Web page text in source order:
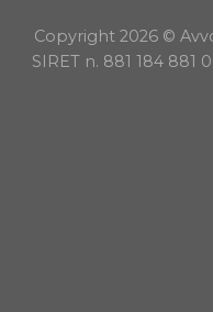
Copyright 2026 ©
SIRET n. 881 184 881